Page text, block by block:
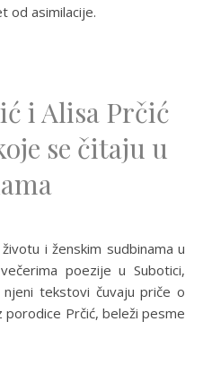
od asimilacije.
i Alisa Prčić
se čitaju u
i ženskim sudbinama u
poezije u Subotici,
tekstovi čuvaju priče o
porodice Prčić, beleži pesme